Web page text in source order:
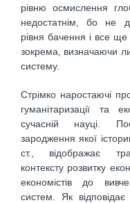
рівню осмислення
недостатнім, бо не
рівня бачення і все
зокрема, визначаючи
систему.
Стрімко наростаючі
гуманітаризації та
сучасній науці.
зародження якої
ст., відображає
контексту розвитку
економістів до
систем. Як